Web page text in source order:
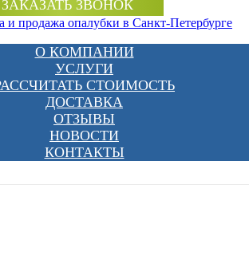
8 (812) 336-42-23
ЗАКАЗАТЬ ЗВОНОК
О КОМПАНИИ
УСЛУГИ
СТОИМОСТЬ
ДОСТАВКА
ОТЗЫВЫ
НОВОСТИ
КОНТАКТЫ
информация>Новости>
С Новым 2020 Годом!